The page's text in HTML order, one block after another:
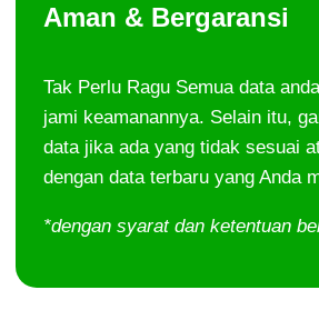
Aman & Bergaransi
Tak Perlu Ragu Semua data
jami keamanannya. Selain itu,
data jika ada yang tidak sesuai
dengan data terbaru yang Anda
*dengan syarat dan ketentuan